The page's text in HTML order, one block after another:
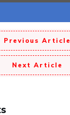
Previous Article
Next Article